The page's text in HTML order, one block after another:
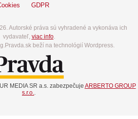
GDPR
Autorské práva sú vyhradené a vykonáva ich
vydavateľ, viac info.
beží na technológií Wordpress.
MEDIA SR a.s. zabezpečuje ARBERTO GROUP
s.r.o.